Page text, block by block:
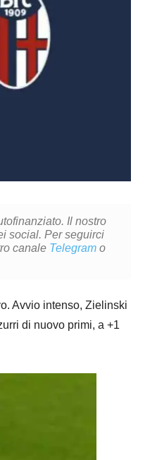
Il nostro
social. Per seguirci
canale Telegram o
Avvio intenso, Zielinski
di nuovo primi, a +1